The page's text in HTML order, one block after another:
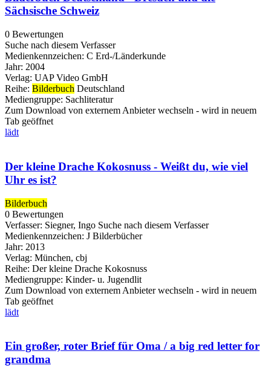
Sächsische Schweiz
0 Bewertungen
Suche nach diesem Verfasser
Medienkennzeichen: C Erd-/Länderkunde
Jahr: 2004
Verlag: UAP Video GmbH
Reihe: Bilderbuch Deutschland
Mediengruppe: Sachliteratur
Zum Download von externem Anbieter wechseln - wird in neuem
Tab geöffnet
lädt
Der kleine Drache Kokosnuss - Weißt du, wie viel
Uhr es ist?
Bilderbuch
0 Bewertungen
Verfasser: Siegner, Ingo Suche nach diesem Verfasser
Medienkennzeichen: J Bilderbücher
Jahr: 2013
Verlag: München, cbj
Reihe: Der kleine Drache Kokosnuss
Mediengruppe: Kinder- u. Jugendlit
Zum Download von externem Anbieter wechseln - wird in neuem
Tab geöffnet
lädt
Ein großer, roter Brief für Oma / a big red letter for
grandma